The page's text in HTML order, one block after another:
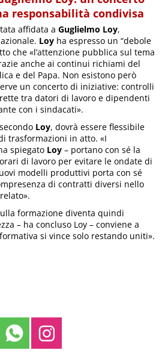
responsabilità condivisa
affidata aGuglielmo Loy,
Loy ha espresso un “debole
che «l’attenzione pubblica sul tema
anche ai continui richiami del
e del Papa. Non esistono però
un concerto di iniziative: controlli
tra datori di lavoro e dipendenti
con i sindacati».
Loy, dovrà essere flessibile
trasformazioni in atto. «I
spiegato Loy – portano con sé la
di lavoro per evitare le ondate di
modelli produttivi porta con sé
di contratti diversi nello
formazione diventa quindi
– ha concluso Loy – conviene a
si vince solo restando uniti».